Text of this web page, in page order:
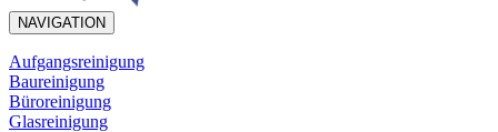
NAVIGATION
Aufgangsreinigung
Baureinigung
Büroreinigung
Glasreinigung